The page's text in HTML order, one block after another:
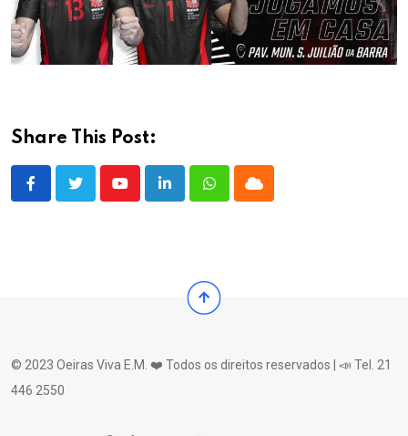
Share This Post:
YoutubeLinkedInWhatsappCloud
© 2023 Oeiras Viva E.M. ❤️ Todos os direitos reservados | 📣 Tel. 21
446 2550